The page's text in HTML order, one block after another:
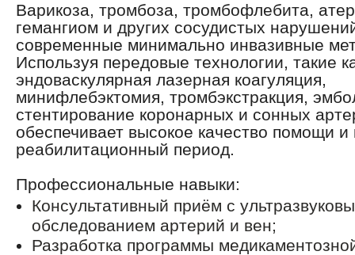
Варикоза, тромбоза, тромбофлебита,
гемангиом и других сосудистых
современные минимально инвазивные
Используя передовые технологии, такие
эндоваскулярная лазерная коагуляция,
минифлебэктомия, тромбэкстракция,
стентирование коронарных и сонных
обеспечивает высокое качество помощи
реабилитационный период.
Профессиональные навыки:
Консультативный приём с
обследованием артерий и вен;
Разработка программы